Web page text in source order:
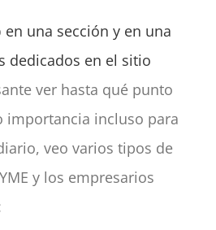
en una sección y en una
dedicados en el sitio
ver hasta qué punto
importancia incluso para
veo varios tipos de
y los empresarios